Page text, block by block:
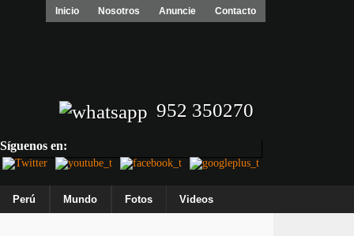
Inicio Nosotros Anuncie Contacto
952 350270
Síguenos en:
Perú Mundo Fotos Videos